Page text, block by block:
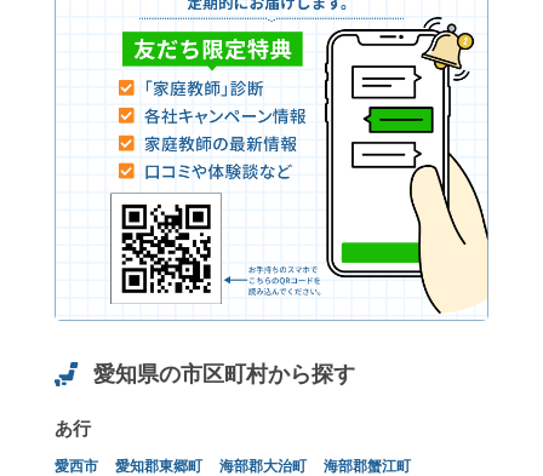
愛知県の市区町村から探す
あ行
愛西市 愛知郡東郷町 海部郡大治町
海部郡蟹江町